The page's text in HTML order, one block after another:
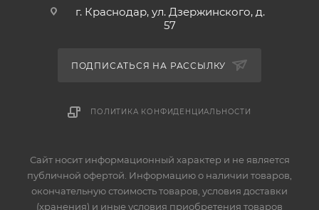
г. Краснодар, ул. Дзержинского, д.
57
ПОДПИСАТЬСЯ НА РАССЫЛКУ
ПОЛИТИКА КОНФИДЕНЦИАЛЬНОСТИ
Сайт носит информационный характер и не является
публичной офертой. Информацию о наличии товаров,
окончательную стоимость товаров, условия доставки
(хранения) и иные условия приобретения товаров